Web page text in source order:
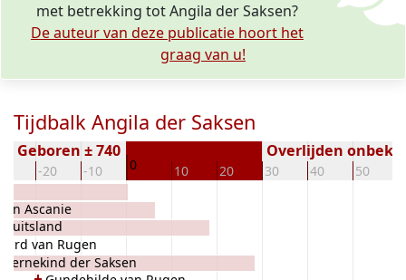
met betrekking tot Angila der Saksen?
De auteur van deze publicatie hoort het
graag van u!
Tijdbalk Angila der Saksen
-20 -10 0 10 20 30 40 50
Geboren ± 740 Overlijden
Ascanie
Duitsland
van Rugen
Wernekind der Saksen